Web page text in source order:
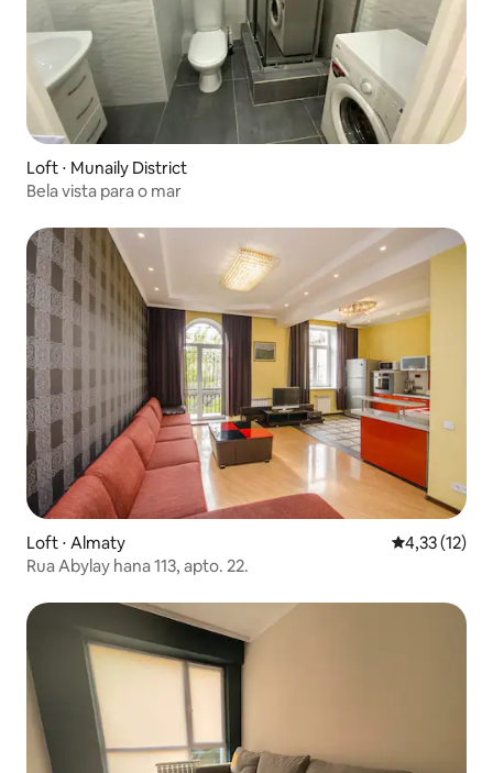
Loft ⋅ Munaily District
Bela vista para o mar
Loft ⋅ Almaty 4,33 de uma
4,33 (12)
Rua Abylay hana 113, apto. 22.